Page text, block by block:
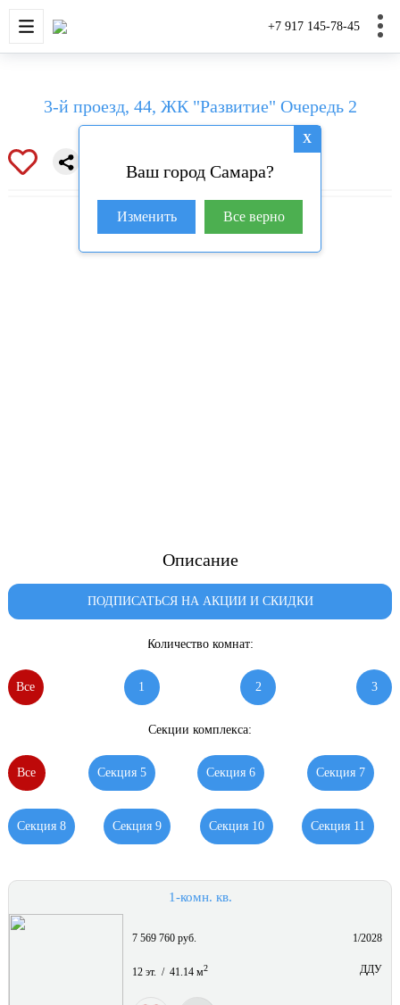
+7 917 145-78-45
НОВОСТРОЙКИ ДОМА И
X
Ваш город Самара?
Изменить Все верно
3-й проезд, 44, ЖК "Развитие" Очередь 2
Описание
ПОДПИСАТЬСЯ НА АКЦИИ И СКИДКИ
Количество комнат:
Все 1 2 3
Секции комплекса:
Все Секция 5 Секция 6 Секция 7
Секция 8 Секция 9 Секция 10 Секция 11
1-комн. кв.
7 569 760 руб. 1/2028
12 эт. / 41.14 м2 ДДУ